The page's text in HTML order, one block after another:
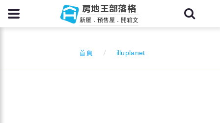
房地王部落格
新屋．預售屋．開箱文
首頁 illuplanet